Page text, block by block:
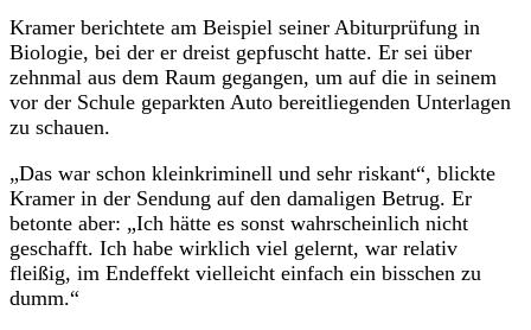
Kramer berichtete am Beispiel seiner Abiturprüfung in
Biologie, bei der er dreist gepfuscht hatte. Er sei über
zehnmal aus dem Raum gegangen, um auf die in seinem
vor der Schule geparkten Auto bereitliegenden Unterlagen
zu schauen.
„Das war schon kleinkriminell und sehr riskant“, blickte
Kramer in der Sendung auf den damaligen Betrug. Er
betonte aber: „Ich hätte es sonst wahrscheinlich nicht
geschafft. Ich habe wirklich viel gelernt, war relativ
fleißig, im Endeffekt vielleicht einfach ein bisschen zu
dumm.“